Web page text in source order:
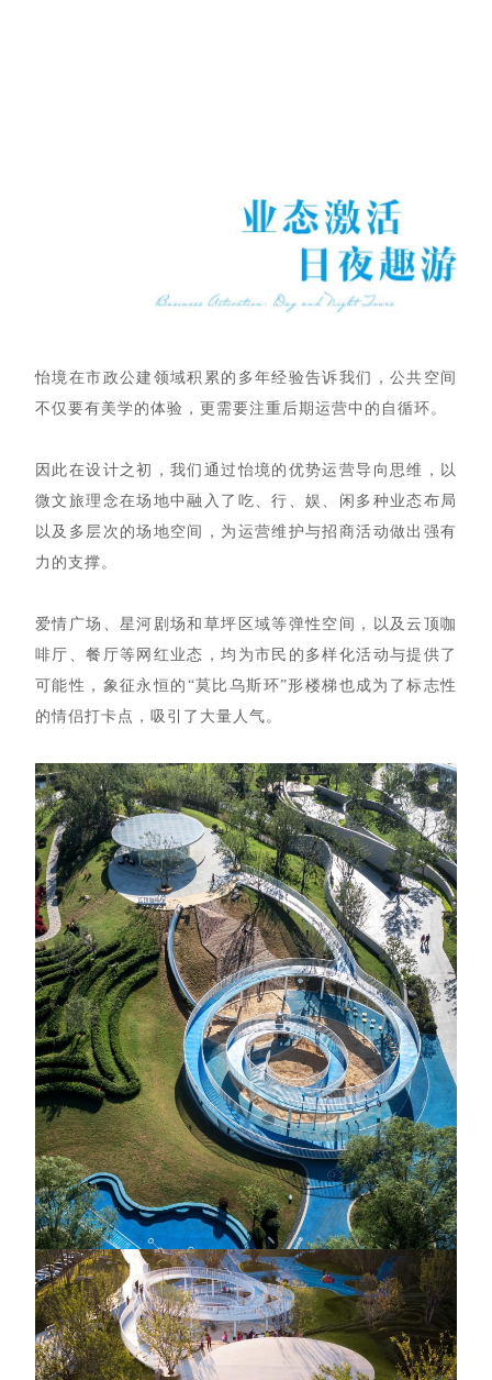
怡境在市政公建领域积累的多年经验告诉我们，公共空间
不仅要有美学的体验，更需要注重后期运营中的自循环。
因此在设计之初，我们通过怡境的优势运营导向思维，以
微文旅理念在场地中融入了吃、行、娱、闲多种业态布局
以及多层次的场地空间，为运营维护与招商活动做出强有
力的支撑。
爱情广场、星河剧场和草坪区域等弹性空间，以及云顶咖
啡厅、餐厅等网红业态，均为市民的多样化活动与提供了
可能性，象征永恒的“莫比乌斯环”形楼梯也成为了标志性
的情侣打卡点，吸引了大量人气。